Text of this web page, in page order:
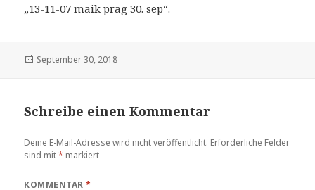
„13-11-07 maik prag 30. sep“.
Veröffentlicht
September 30, 2018
Schreibe einen Kommentar
Deine E-Mail-Adresse wird nicht veröffentlicht. Erforderliche Felder
sind mit* markiert
KOMMENTAR*